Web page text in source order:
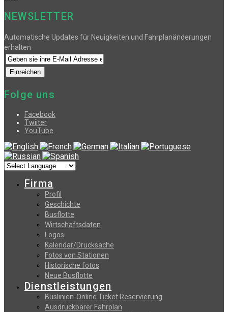
NEWSLETTER
Automatische Updates für Neuigkeiten und Fahrplanänderungen
erhalten
Folge uns
Facebook
Twiiter
YouTube
Firma
Profil
Geschichte
Busflotte
Wirtschaftsdaten
Logos
Kalendar/Drucksache
Fotos von Stationen
Historische fotos
Neue Busflotte
Dienstleistungen
Buslinien-Online Ticket Reservierung
Αusdruckbarer Fahrplan